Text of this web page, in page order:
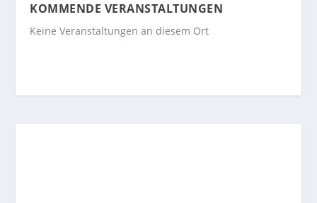
KOMMENDE VERANSTALTUNGEN
Keine Veranstaltungen an diesem Ort